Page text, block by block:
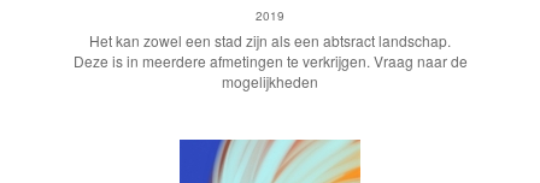
2019
Het kan zowel een stad zijn als een abtsract landschap.
Deze is in meerdere afmetingen te verkrijgen. Vraag naar de
mogelijkheden